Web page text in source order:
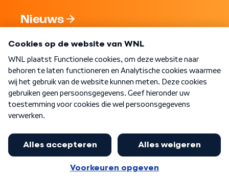
Nieuws
Nieuwsbrief
Word Lid